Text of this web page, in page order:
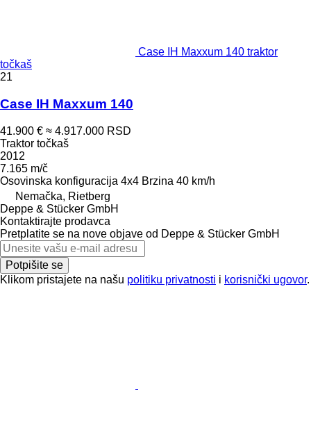
Case IH Maxxum 140 traktor
točkaš
21
Case IH Maxxum 140
41.900 € ≈ 4.917.000 RSD
Traktor točkaš
2012
7.165 m/č
Osovinska konfiguracija 4x4 Brzina 40 km/h
Nemačka, Rietberg
Deppe & Stücker GmbH
Kontaktirajte prodavca
Pretplatite se na nove objave od Deppe & Stücker GmbH
Potpišite se
Klikom pristajete na našu politiku privatnosti i korisnički ugovor.